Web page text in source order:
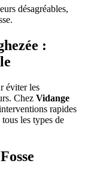
désagréables,
:
éviter les
Chez Vidange
rapides
les types de